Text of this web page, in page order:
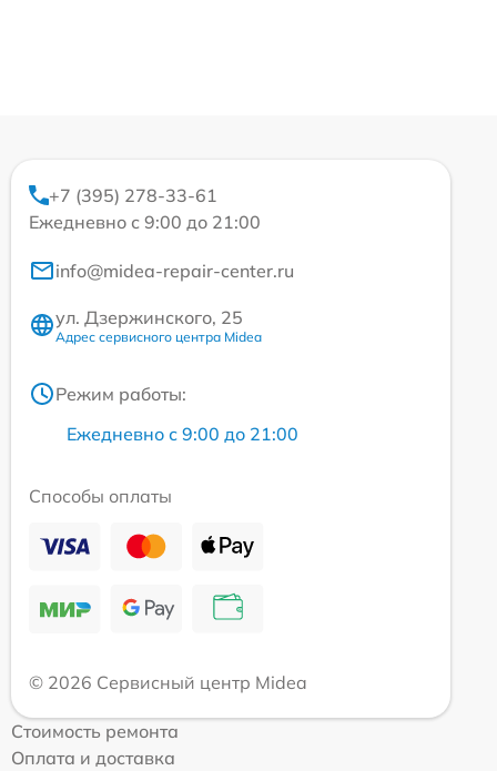
+7 (395) 278-33-61
Ежедневно с 9:00 до 21:00
info@midea-repair-center.ru
ул. Дзержинского, 25
Адрес сервисного центра Midea
Режим работы:
Ежедневно с 9:00 до 21:00
Способы оплаты
© 2026 Сервисный центр Midea
Стоимость ремонта
Оплата и доставка